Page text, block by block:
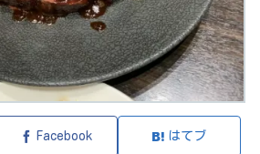
Facebook はてブ